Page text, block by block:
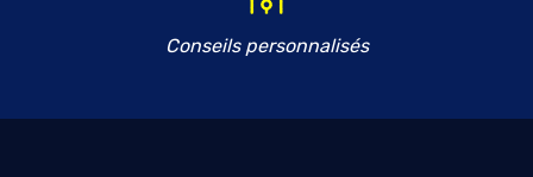
Conseils personnalisés